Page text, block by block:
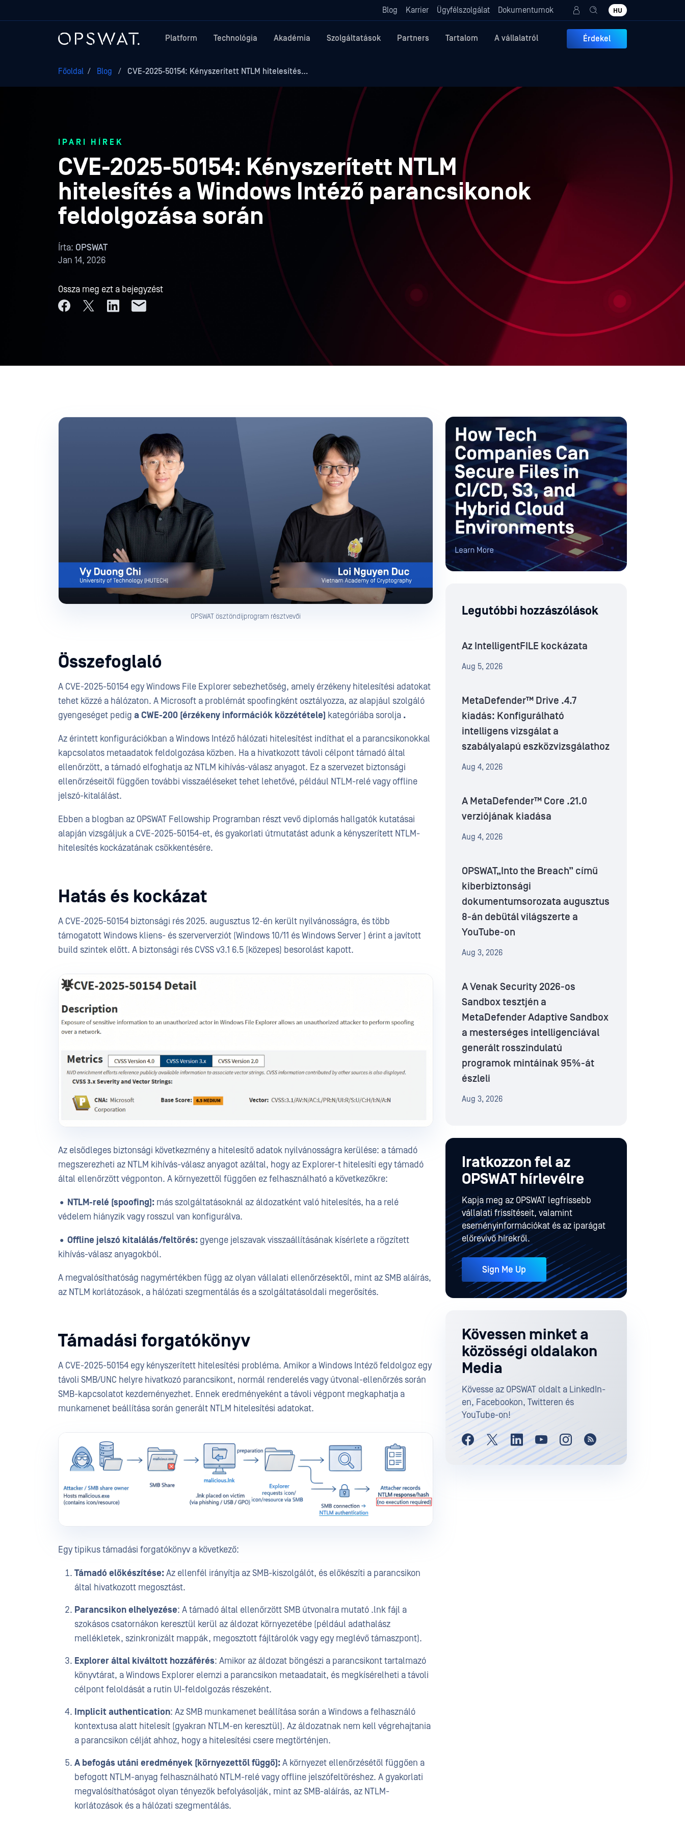
Blog Karrier Ügyfélszolgálat Dokumentumok HU
Platform Technológia Akadémia Szolgáltatások Partners Tartalom A vállalatról Érdekel
Főoldal / Blog / CVE-2025-50154: Kényszerített NTLM hitelesítés…
IPARI HÍREK
CVE-2025-50154: Kényszerített NTLM
hitelesítés a Windows Intéző parancsikonok
feldolgozása során
Írta: OPSWAT
Jan 14, 2026
Ossza meg ezt a bejegyzést
OPSWAT ösztöndíjprogram résztvevői
Összefoglaló
A CVE-2025-50154 egy Windows File Explorer sebezhetőség, amely érzékeny hitelesítési adatokat
tehet közzé a hálózaton. A Microsoft a problémát spoofingként osztályozza, az alapjául szolgáló
gyengeséget pedig a CWE-200 (érzékeny információk közzététele) kategóriába sorolja .
Az érintett konfigurációkban a Windows Intéző hálózati hitelesítést indíthat el a parancsikonokkal
kapcsolatos metaadatok feldolgozása közben. Ha a hivatkozott távoli célpont támadó által
ellenőrzött, a támadó elfoghatja az NTLM kihívás-válasz anyagot. Ez a szervezet biztonsági
ellenőrzéseitől függően további visszaéléseket tehet lehetővé, például NTLM-relé vagy offline
jelszó-kitalálást.
Ebben a blogban az OPSWAT Fellowship Programban részt vevő diplomás hallgatók kutatásai
alapján vizsgáljuk a CVE-2025-50154-et, és gyakorlati útmutatást adunk a kényszerített NTLM-
hitelesítés kockázatának csökkentésére.
Hatás és kockázat
A CVE-2025-50154 biztonsági rés 2025. augusztus 12-én került nyilvánosságra, és több
támogatott Windows kliens- és szerververziót (Windows 10/11 és Windows Server ) érint a javított
build szintek előtt. A biztonsági rés CVSS v3.1 6.5 (közepes) besorolást kapott.
Az elsődleges biztonsági következmény a hitelesítő adatok nyilvánosságra kerülése: a támadó
megszerezheti az NTLM kihívás-válasz anyagot azáltal, hogy az Explorer-t hitelesíti egy támadó
által ellenőrzött végponton. A környezettől függően ez felhasználható a következőkre:
• NTLM-relé (spoofing): más szolgáltatásoknál az áldozatként való hitelesítés, ha a relé
védelem hiányzik vagy rosszul van konfigurálva.
• Offline jelszó kitalálás/feltörés: gyenge jelszavak visszaállításának kísérlete a rögzített
kihívás-válasz anyagokból.
A megvalósíthatóság nagymértékben függ az olyan vállalati ellenőrzésektől, mint az SMB aláírás,
az NTLM korlátozások, a hálózati szegmentálás és a szolgáltatásoldali megerősítés.
Támadási forgatókönyv
A CVE-2025-50154 egy kényszerített hitelesítési probléma. Amikor a Windows Intéző feldolgoz egy
távoli SMB/UNC helyre hivatkozó parancsikont, normál renderelés vagy útvonal-ellenőrzés során
SMB-kapcsolatot kezdeményezhet. Ennek eredményeként a távoli végpont megkaphatja a
munkamenet beállítása során generált NTLM hitelesítési adatokat.
Egy tipikus támadási forgatókönyv a következő:
Támadó előkészítése:Az ellenfél irányítja az SMB-kiszolgálót, és előkészíti a parancsikon
által hivatkozott megosztást.
Parancsikon elhelyezése: A támadó által ellenőrzött SMB útvonalra mutató .lnk fájl a
szokásos csatornákon keresztül kerül az áldozat környezetébe (például adathalász
mellékletek, szinkronizált mappák, megosztott fájltárolók vagy egy meglévő támaszpont).
Explorer által kiváltott hozzáférés: Amikor az áldozat böngészi a parancsikont tartalmazó
könyvtárat, a Windows Explorer elemzi a parancsikon metaadatait, és megkísérelheti a távoli
célpont feloldását a rutin UI-feldolgozás részeként.
Implicit authentication: Az SMB munkamenet beállítása során a Windows a felhasználó
kontextusa alatt hitelesít (gyakran NTLM-en keresztül). Az áldozatnak nem kell végrehajtania
a parancsikon célját ahhoz, hogy a hitelesítési csere megtörténjen.
A befogás utáni eredmények (környezettől függő):A környezet ellenőrzésétől függően a
befogott NTLM-anyag felhasználható NTLM-relé vagy offline jelszófeltöréshez. A gyakorlati
megvalósíthatóságot olyan tényezők befolyásolják, mint az SMB-aláírás, az NTLM-
korlátozások és a hálózati szegmentálás.
Legutóbbi hozzászólások
Az IntelligentFILE kockázata
Aug 5, 2026
MetaDefender™ Drive .4.7
kiadás: Konfigurálható
intelligens vizsgálat a
szabályalapú eszközvizsgálathoz
Aug 4, 2026
A MetaDefender™ Core .21.0
verziójának kiadása
Aug 4, 2026
OPSWAT„Into the Breach” című
kiberbiztonsági
dokumentumsorozata augusztus
8-án debütál világszerte a
YouTube-on
Aug 3, 2026
A Venak Security 2026-os
Sandbox tesztjén a
MetaDefender Adaptive Sandbox
a mesterséges intelligenciával
generált rosszindulatú
programok mintáinak 95%-át
észleli
Aug 3, 2026
Iratkozzon fel az
OPSWAT hírlevélre
Kapja meg az OPSWAT legfrissebb
vállalati frissítéseit, valamint
eseményinformációkat és az iparágat
előrevivő hírekről.
Sign Me Up
Kövessen minket a
közösségi oldalakon
Media
Kövesse az OPSWAT oldalt a LinkedIn-
en, Facebookon, Twitteren és
YouTube-on!